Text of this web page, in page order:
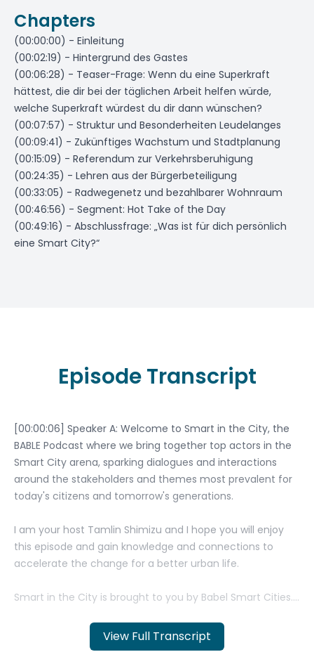
Chapters
(00:00:00) - Einleitung
(00:02:19) - Hintergrund des Gastes
(00:06:28) - Teaser-Frage: Wenn du eine Superkraft
hättest, die dir bei der täglichen Arbeit helfen würde,
welche Superkraft würdest du dir dann wünschen?
(00:07:57) - Struktur und Besonderheiten Leudelanges
(00:09:41) - Zukünftiges Wachstum und Stadtplanung
(00:15:09) - Referendum zur Verkehrsberuhigung
(00:24:35) - Lehren aus der Bürgerbeteiligung
(00:33:05) - Radwegenetz und bezahlbarer Wohnraum
(00:46:56) - Segment: Hot Take of the Day
(00:49:16) - Abschlussfrage: „Was ist für dich persönlich
eine Smart City?“
View Full Transcript
Episode Transcript